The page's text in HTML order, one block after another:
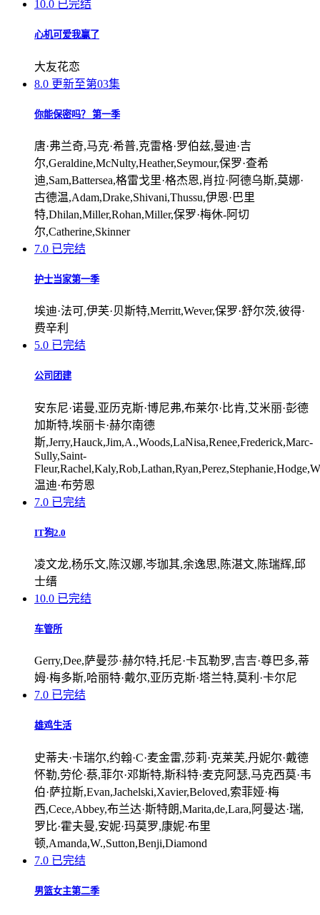
10.0 已完结
心机可爱我赢了
大友花恋
8.0 更新至第03集
你能保密吗？ 第一季
唐·弗兰奇,马克·希普,克雷格·罗伯兹,曼迪·吉
尔,Geraldine,McNulty,Heather,Seymour,保罗·查希
迪,Sam,Battersea,格雷戈里·格杰恩,肖拉·阿德乌斯,莫娜·
古德温,Adam,Drake,Shivani,Thussu,伊恩·巴里
特,Dhilan,Miller,Rohan,Miller,保罗·梅休-阿切
尔,Catherine,Skinner
7.0 已完结
护士当家第一季
埃迪·法可,伊芙·贝斯特,Merritt,Wever,保罗·舒尔茨,彼得·
费辛利
5.0 已完结
公司团建
安东尼·诺曼,亚历克斯·博尼弗,布莱尔·比肯,艾米丽·彭德
加斯特,埃丽卡·赫尔南德
斯,Jerry,Hauck,Jim,A.,Woods,LaNisa,Renee,Frederick,Marc-
Sully,Saint-
温迪·布劳恩
7.0 已完结
IT狗2.0
凌文龙,杨乐文,陈汉娜,岑珈其,余逸思,陈湛文,陈瑞辉,邱
士缙
10.0 已完结
车管所
Gerry,Dee,萨曼莎·赫尔特,托尼·卡瓦勒罗,吉吉·尊巴多,蒂
姆·梅多斯,哈丽特·戴尔,亚历克斯·塔兰特,莫利·卡尔尼
7.0 已完结
雄鸡生活
史蒂夫·卡瑞尔,约翰·C·麦金雷,莎莉·克莱芙,丹妮尔·戴德
怀勒,劳伦·蔡,菲尔·邓斯特,斯科特·麦克阿瑟,马克西莫·韦
伯·萨拉斯,Evan,Jachelski,Xavier,Beloved,索菲娅·梅
西,Cece,Abbey,布兰达·斯特朗,Marita,de,Lara,阿曼达·瑞,
罗比·霍夫曼,安妮·玛莫罗,康妮·布里
顿,Amanda,W.,Sutton,Benji,Diamond
7.0 已完结
男篮女主第二季